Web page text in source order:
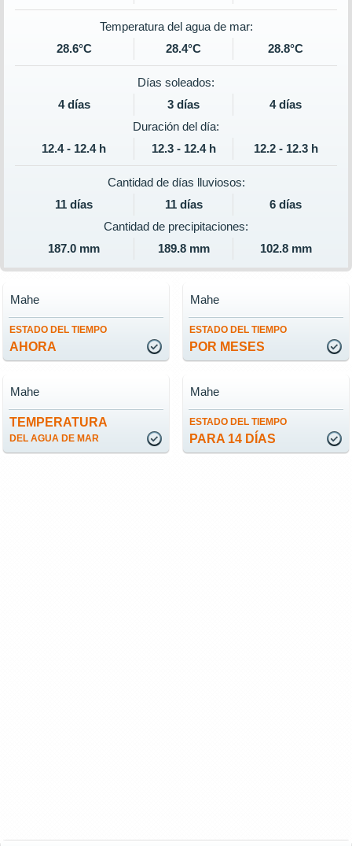
Temperatura del agua de mar:
28.6°C
28.4°C 28.8°C
Días soleados:
4 días
3 días
4 días
Duración del día:
12.4 - 12.4 h
12.3 - 12.4 h 12.2 - 12.3 h
Cantidad de días lluviosos:
11 días
11 días
6 días
Cantidad de precipitaciones:
187.0 mm
189.8 mm 102.8 mm
ESTADO DEL TIEMPO
AHORA
Mahe
ESTADO DEL TIEMPO
POR MESES
Mahe
TEMPERATURA
DEL AGUA DE MAR
Mahe
ESTADO DEL TIEMPO
PARA 14 DÍAS
Mahe